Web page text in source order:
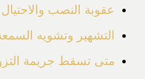
عقوبة النصب والاحتيال
التشهير وتشويه
متى تسقط جريمة